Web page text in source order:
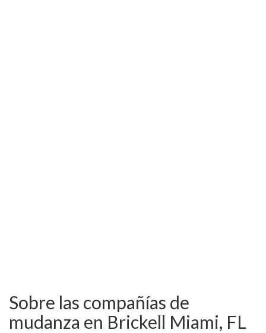
Sobre las compañías de
mudanza en Brickell Miami, FL